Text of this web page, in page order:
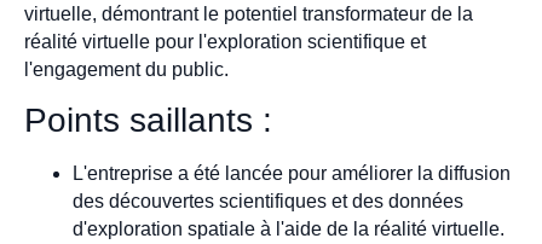
virtuelle, démontrant le potentiel transformateur de la
réalité virtuelle pour l'exploration scientifique et
l'engagement du public.
Points saillants :
L'entreprise a été lancée pour améliorer la diffusion
des découvertes scientifiques et des données
d'exploration spatiale à l'aide de la réalité virtuelle.